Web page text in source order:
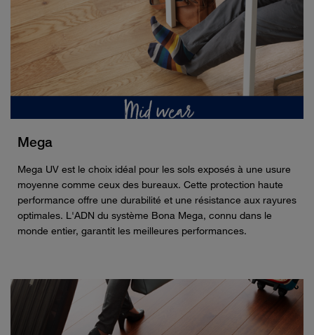
Mega
Mega UV est le choix idéal pour les sols exposés à une usure
moyenne comme ceux des bureaux. Cette protection haute
performance offre une durabilité et une résistance aux rayures
optimales. L'ADN du système Bona Mega, connu dans le
monde entier, garantit les meilleures performances.